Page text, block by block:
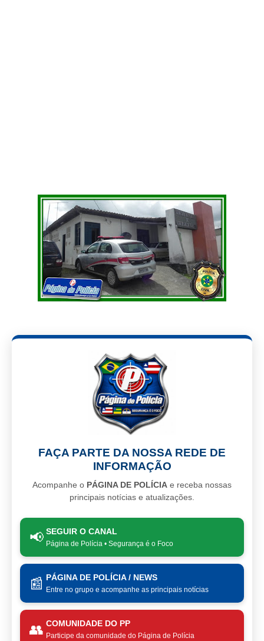
FAÇA PARTE DA NOSSA REDE DE
INFORMAÇÃO
Acompanhe o PÁGINA DE POLÍCIA e receba nossas
principais notícias e atualizações.
📢 SEGUIR O CANAL
Página de Polícia • Segurança é o Foco
📰 PÁGINA DE POLÍCIA / NEWS
Entre no grupo e acompanhe as principais notícias
👥 COMUNIDADE DO PP
Participe da comunidade do Página de Polícia